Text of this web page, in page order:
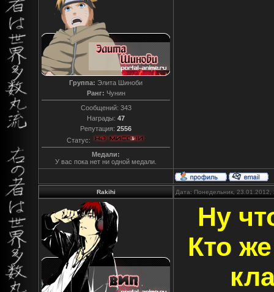
Группа: Элита Шиноби
Ранг: Чунин
Сообщений: 343
Награды: 47
Репутация: 2556
Статус:
Медали:
У вас пока нет ни одной медали.
Rakihi Дата: Понедельник,
Ну
Кто